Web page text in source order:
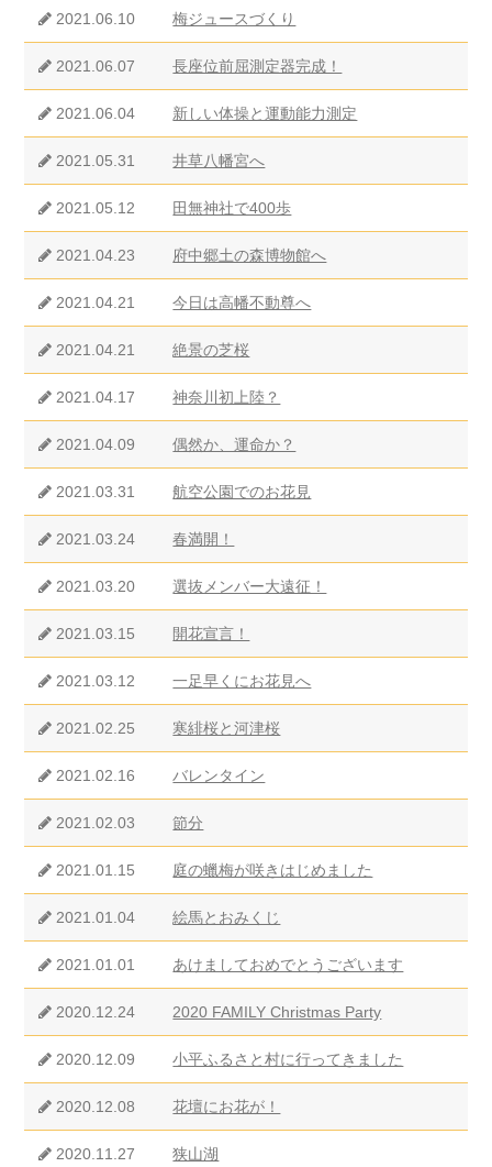
2021.06.10 梅ジュースづくり
2021.06.07 長座位前屈測定器完成！
2021.06.04 新しい体操と運動能力測定
2021.05.31 井草八幡宮へ
2021.05.12 田無神社で400歩
2021.04.23 府中郷土の森博物館へ
2021.04.21 今日は高幡不動尊へ
2021.04.21 絶景の芝桜
2021.04.17 神奈川初上陸？
2021.04.09 偶然か、運命か？
2021.03.31 航空公園でのお花見
2021.03.24 春満開！
2021.03.20 選抜メンバー大遠征！
2021.03.15 開花宣言！
2021.03.12 一足早くにお花見へ
2021.02.25 寒緋桜と河津桜
2021.02.16 バレンタイン
2021.02.03 節分
2021.01.15 庭の蠟梅が咲きはじめました
2021.01.04 絵馬とおみくじ
2021.01.01 あけましておめでとうございます
2020.12.24 2020 FAMILY Christmas Party
2020.12.09 小平ふるさと村に行ってきました
2020.12.08 花壇にお花が！
2020.11.27 狭山湖